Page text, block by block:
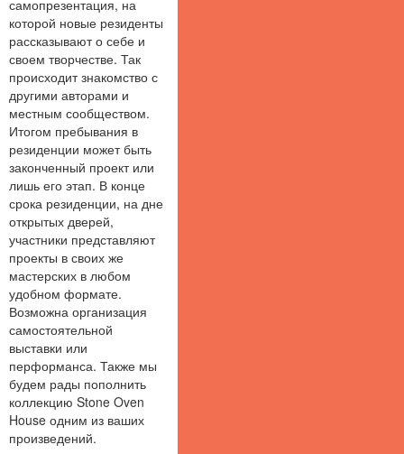
самопрезентация, на
которой новые резиденты
рассказывают о себе и
своем творчестве. Так
происходит знакомство с
другими авторами и
местным сообществом.
Итогом пребывания в
резиденции может быть
законченный проект или
лишь его этап. В конце
срока резиденции, на дне
открытых дверей,
участники представляют
проекты в своих же
мастерских в любом
удобном формате.
Возможна организация
самостоятельной
выставки или
перформанса. Также мы
будем рады пополнить
коллекцию Stone Oven
House одним из ваших
произведений.